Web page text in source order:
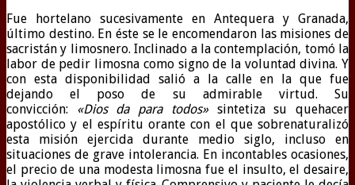
Fue hortelano sucesivamente en Antequera y Granada,
último destino. En éste se le encomendaron las misiones de
sacristán y limosnero. Inclinado a la contemplación, tomó la
labor de pedir limosna como signo de la voluntad divina. Y
con esta disponibilidad salió a la calle en la que fue
dejando el poso de su admirable virtud. Su
convicción: «Dios da para todos»sintetiza su quehacer
apostólico y el espíritu orante con el que sobrenaturalizó
esta misión ejercida durante medio siglo, incluso en
situaciones de grave intolerancia. En incontables ocasiones,
el precio de una modesta limosna fue el insulto, el desaire,